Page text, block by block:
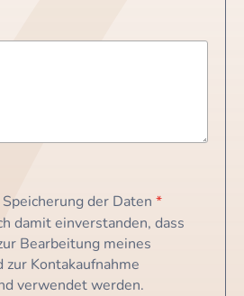
der Daten *
damit einverstanden, dass
Bearbeitung meines
Kontakaufnahme
verwendet werden.